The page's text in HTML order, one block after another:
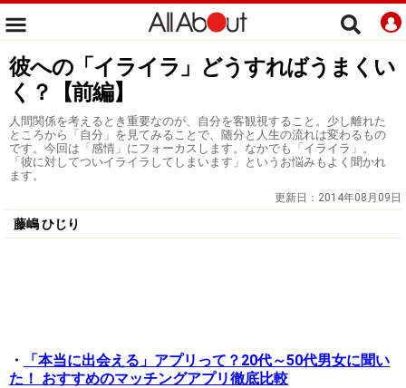
彼への「イライラ」どうすればうまくい
く？【前編】
人間関係を考えるとき重要なのが、自分を客観視すること。少し離れた
ところから「自分」を見てみることで、随分と人生の流れは変わるもの
です。今回は「感情」にフォーカスします。なかでも「イライラ」。
「彼に対してついイライラしてしまいます」というお悩みもよく聞かれ
ます。
更新日： 2014年08月09日
藤嶋 ひじり
・
「本当に出会える」アプリって？20代～50代男女に聞い
た！ おすすめのマッチングアプリ徹底比較